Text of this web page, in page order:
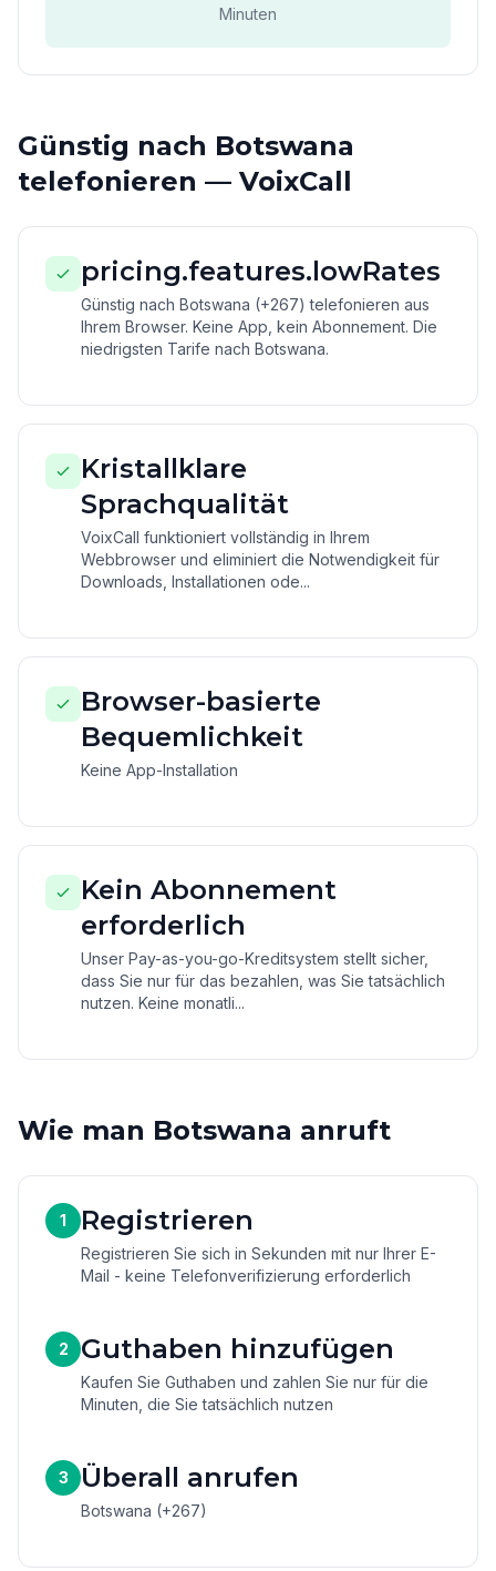
Minuten
Günstig nach Botswana
telefonieren — VoixCall
pricing.features.lowRates
Günstig nach Botswana (+267) telefonieren aus
Ihrem Browser. Keine App, kein Abonnement. Die
niedrigsten Tarife nach Botswana.
Kristallklare
Sprachqualität
VoixCall funktioniert vollständig in Ihrem
Webbrowser und eliminiert die Notwendigkeit für
Downloads, Installationen ode...
Browser-basierte
Bequemlichkeit
Keine App-Installation
Kein Abonnement
erforderlich
Unser Pay-as-you-go-Kreditsystem stellt sicher,
dass Sie nur für das bezahlen, was Sie tatsächlich
nutzen. Keine monatli...
Wie man Botswana anruft
1 Registrieren
Registrieren Sie sich in Sekunden mit nur Ihrer E-
Mail - keine Telefonverifizierung erforderlich
2 Guthaben hinzufügen
Kaufen Sie Guthaben und zahlen Sie nur für die
Minuten, die Sie tatsächlich nutzen
3 Überall anrufen
Botswana (+267)